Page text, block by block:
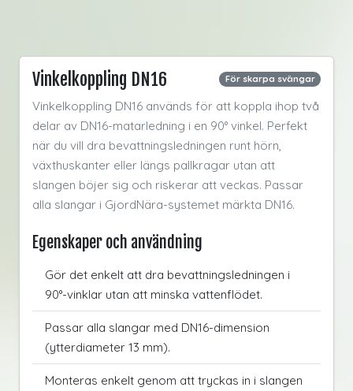
Vinkelkoppling DN16 För skarpa svängar
Vinkelkoppling DN16 används för att koppla ihop två
delar av DN16-matarledning i en 90° vinkel. Perfekt
när du vill dra bevattningsledningen runt hörn,
växthuskanter eller längs pallkragar utan att
slangen böjer sig och riskerar att veckas. Passar
alla slangar i GjordNära-systemet märkta DN16.
Egenskaper och användning
Gör det enkelt att dra bevattningsledningen i
90°-vinklar utan att minska vattenflödet.
Passar alla slangar med DN16-dimension
(ytterdiameter 13 mm).
Monteras enkelt genom att tryckas in i slangen